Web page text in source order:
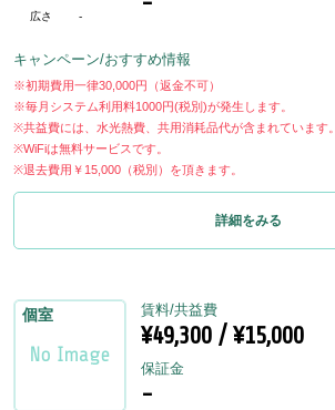
広さ -
キャンペーン/おすすめ情報
※初期費用一律30,000円（返金不可）
※毎月システム利用料1000円(税別)が発生します。
※共益費には、水光熱費、共用消耗品代が含まれています。
※WiFiは無料サービスです。
※退去費用￥15,000（税別）を頂きます。
詳細をみる
個室 賃料/共益費
¥49,300 / ¥15,000
保証金
-